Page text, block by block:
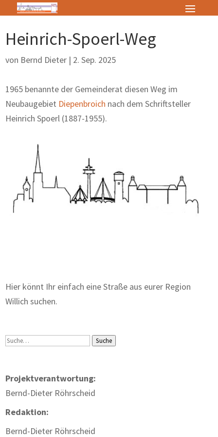
Heinrich-Spoerl-Weg
von Bernd Dieter | 2. Sep. 2025
1965 benannte der Gemeinderat diesen Weg im
Neubaugebiet Diepenbroich nach dem Schriftsteller
Heinrich Spoerl (1887-1955).
Hier könnt Ihr einfach eine Straße aus eurer Region
Willich suchen.
Suche Suche
Projektverantwortung:
Bernd-Dieter Röhrscheid
Redaktion:
Bernd-Dieter Röhrscheid